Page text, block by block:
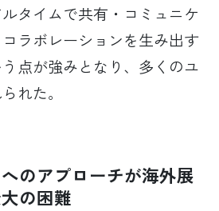
タイムで共有・コミュニケ
ラボレーションを生み出す
点が強みとなり、多くのユ
れた。
のアプローチが海外展
の困難